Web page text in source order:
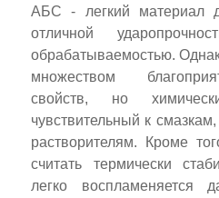
АБС - легкий материал
отличной
обрабатываемостью.
множеством
свойств, но
чувствительный к
растворителям. Кроме
считать термически
легко воспламеняется